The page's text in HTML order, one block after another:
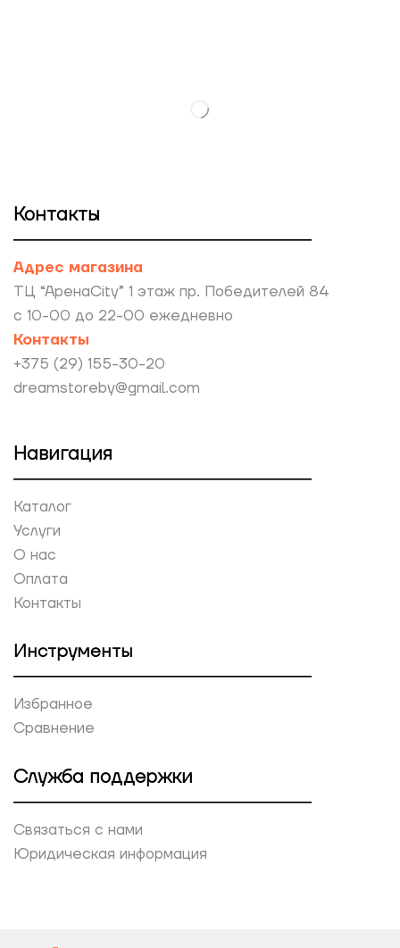
Контакты
Адрес магазина
ТЦ “АренаCity” 1 этаж пр. Победителей 84
с 10-00 до 22-00 ежедневно
Контакты
+375 (29) 155-30-20
dreamstoreby@gmail.com
Навигация
Каталог
Услуги
О нас
Оплата
Контакты
Инструменты
Избранное
Сравнение
Служба поддержки
Связаться с нами
Юридическая информация